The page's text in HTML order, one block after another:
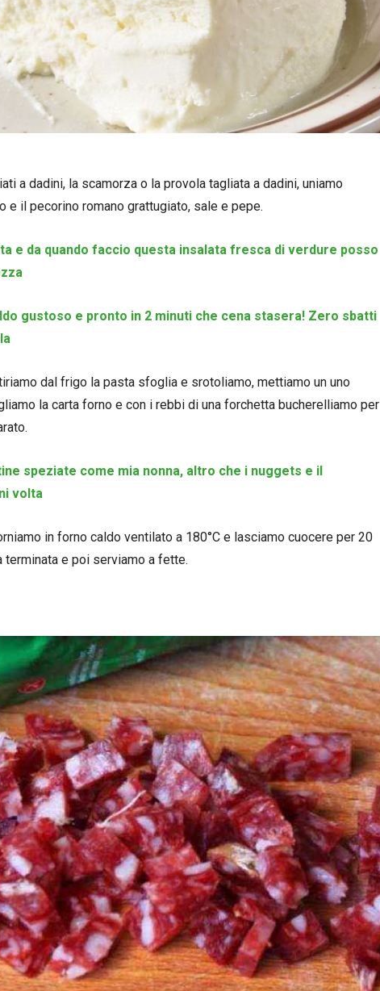
a dadini, la scamorza o la provola tagliata a dadini, uniamo
e il pecorino romano grattugiato, sale e pepe.
e da quando faccio questa insalata fresca di verdure posso
gustoso e pronto in 2 minuti che cena stasera! Zero sbatti
dal frigo la pasta sfoglia e srotoliamo, mettiamo un uno
la carta forno e con i rebbi di una forchetta bucherelliamo per
speziate come mia nonna, altro che i nuggets e il
volta
in forno caldo ventilato a 180°C e lasciamo cuocere per 20
terminata e poi serviamo a fette.